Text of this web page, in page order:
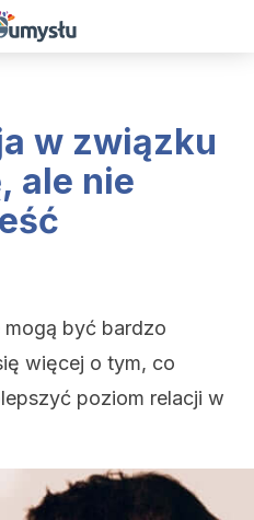
w związku
ale nie
mogą być bardzo
więcej o tym, co
poziom relacji w